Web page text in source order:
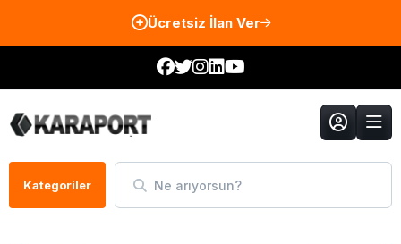
Ücretsiz İlan Ver
Kategoriler Ne arıyorsun?